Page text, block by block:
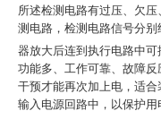
所述检测电路有过压、欠
测电路，检测电路信号分别
器放大后连到执行电路中可
功能多、工作可靠、故障
干预才能再次加上电，适
输入电源回路中，以保护用